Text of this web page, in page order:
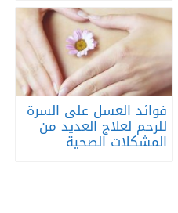
فوائد العسل على السرة
للرحم لعلاج العديد من
المشكلات الصحية